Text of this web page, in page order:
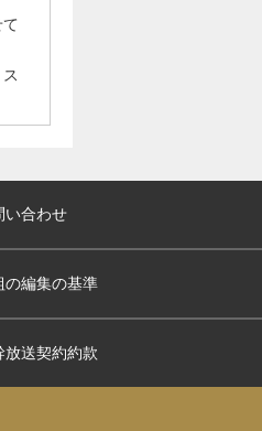
い合わせ
の編集の基準
放送契約約款